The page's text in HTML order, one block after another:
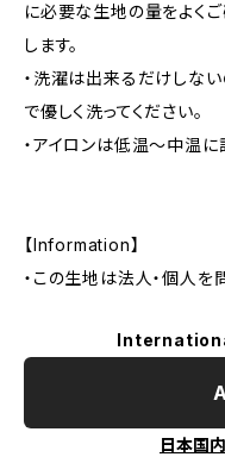
に必要な生地の量をよく
します。
・洗濯は出来るだけしな
で優しく洗ってください。
・アイロンは低温〜中温に
【Information】
・この生地は法人・個人を
日本国